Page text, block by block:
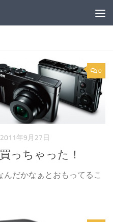
0
2011年9月27日
っちゃった！
んだかなぁとおもってるこ